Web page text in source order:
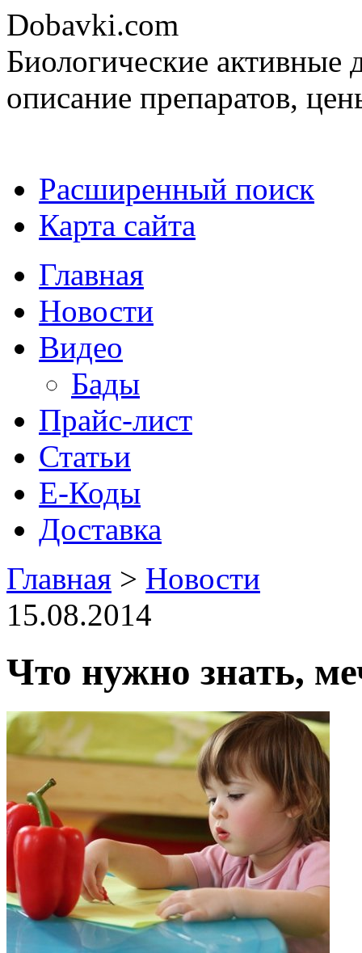
Dobavki.com
Биологические активные
описание препаратов,
Расширенный поиск
Карта сайта
Главная
Новости
Видео
Бады
Прайс-лист
Статьи
Е-Коды
Доставка
Главная > Новости
15.08.2014
Что нужно знать,